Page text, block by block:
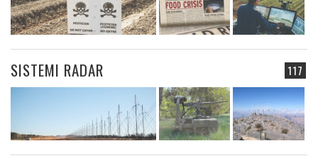
117
SISTEMI RADAR